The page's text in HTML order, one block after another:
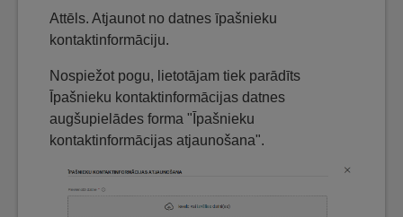
Attēls. Atjaunot no datnes īpašnieku
kontaktinformāciju.
Nospiežot pogu, lietotājam tiek parādīts
Īpašnieku kontaktinformācijas datnes
augšupielādes forma "Īpašnieku
kontaktinformācijas atjaunošana".